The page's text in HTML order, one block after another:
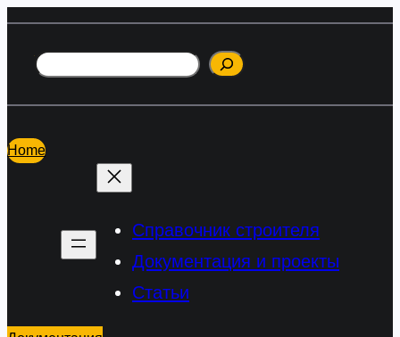
содержимому
Поиск
Home
Справочник строителя
Документация и проекты
Статьи